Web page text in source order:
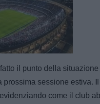
il punto della
sessione estiva.
come il club